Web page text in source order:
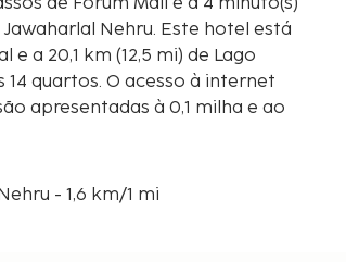
de Forum Mall e a 4 minuto(s)
Este hotel está
e a 20,1 km (12,5 mi) de Lago
14 quartos. O acesso à internet
apresentadas à 0,1 milha e ao
- 1,6 km/1 mi